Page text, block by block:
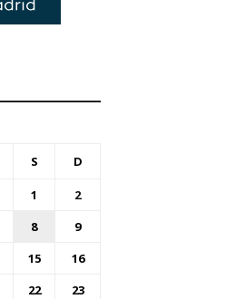
S D
1
2
8
9
15
16
22
23